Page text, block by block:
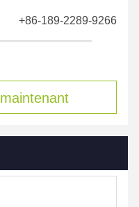
+86-189-2289-9266